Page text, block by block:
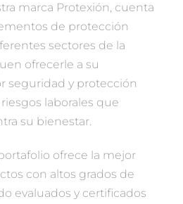
marca Protexión, cuenta
de protección
sectores de la
ofrecerle a su
seguridad y protección
laborales que
su bienestar.
ofrece la mejor
con altos grados de
evaluados y certificados